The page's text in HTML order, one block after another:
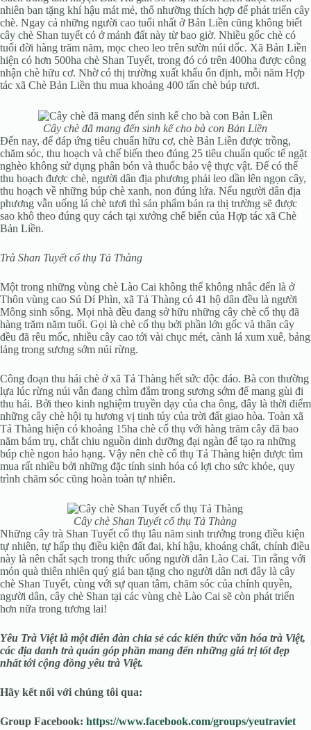
nhiên ban tặng khí hậu mát mẻ, thổ nhưỡng thích hợp để phát triển cây
chè. Ngay cả những người cao tuổi nhất ở Bản Liền cũng không biết
cây chè Shan tuyết có ở mảnh đất này từ bao giờ. Nhiều gốc chè có
tuổi đời hàng trăm năm, mọc cheo leo trên sườn núi dốc. Xã Bản Liền
hiện có hơn 500ha chè Shan Tuyết, trong đó có trên 400ha được công
nhận chè hữu cơ. Nhờ có thị trường xuất khẩu ổn định, mỗi năm Hợp
tác xã Chè Bản Liền thu mua khoảng 400 tấn chè búp tươi.
Cây chè đã mang đến sinh kế cho bà con Bản Liền
Đến nay, để đáp ứng tiêu chuẩn hữu cơ, chè Bản Liền được trồng,
chăm sóc, thu hoạch và chế biến theo đúng 25 tiêu chuẩn quốc tế ngặt
nghèo không sử dụng phân bón và thuốc bảo vệ thực vật. Để có thể
thu hoạch được chè, người dân địa phương phải leo dần lên ngọn cây,
thu hoạch về những búp chè xanh, non đúng lứa. Nếu người dân địa
phương vẫn uống lá chè tươi thì sản phẩm bán ra thị trường sẽ được
sao khô theo đúng quy cách tại xưởng chế biến của Hợp tác xã Chè
Bản Liền.
Trà Shan Tuyết cổ thụ Tả Thàng
Một trong những vùng chè Lào Cai không thể không nhắc đến là ở
Thôn vùng cao Sú Dí Phìn, xã Tả Thàng có 41 hộ dân đều là người
Mông sinh sống. Mọi nhà đều đang sở hữu những cây chè cổ thụ đã
hàng trăm năm tuổi. Gọi là chè cổ thụ bởi phần lớn gốc và thân cây
đều đã rêu mốc, nhiều cây cao tới vài chục mét, cành lá xum xuê, bảng
lảng trong sương sớm núi rừng.
Công đoạn thu hái chè ở xã Tả Thàng hết sức độc đáo. Bà con thường
lựa lúc rừng núi vẫn đang chìm đắm trong sương sớm để mang gùi đi
thu hái. Bởi theo kinh nghiệm truyền dạy của cha ông, đây là thời điểm
những cây chè hội tụ hương vị tinh túy của trời đất giao hòa. Toàn xã
Tả Thàng hiện có khoảng 15ha chè cổ thụ với hàng trăm cây đã bao
năm bám trụ, chắt chiu nguồn dinh dưỡng đại ngàn để tạo ra những
búp chè ngon hảo hạng. Vậy nên chè cổ thụ Tả Thàng hiện được tìm
mua rất nhiều bởi những đặc tính sinh hóa có lợi cho sức khỏe, quy
trình chăm sóc cũng hoàn toàn tự nhiên.
Cây chè Shan Tuyết cổ thụ Tả Thàng
Những cây trà Shan Tuyết cổ thụ lâu năm sinh trưởng trong điều kiện
tự nhiên, tự hấp thụ điều kiện đất đai, khí hậu, khoáng chất, chính điều
này là nên chất sạch trong thức uống người dân Lào Cai. Tin rằng với
món quà thiên nhiên quý giá ban tặng cho người dân nơi đây là cây
chè Shan Tuyết, cùng với sự quan tâm, chăm sóc của chính quyền,
người dân, cây chè Shan tại các vùng chè Lào Cai sẽ còn phát triển
hơn nữa trong tương lai!
Yêu Trà Việt là một diễn đàn chia sẻ các kiến thức văn hóa trà Việt,
các địa danh trà quán góp phần mang đến những giá trị tốt đẹp
nhất tới cộng đồng yêu trà Việt.
Hãy kết nối với chúng tôi qua:
Group Facebook: https://www.facebook.com/groups/yeutraviet